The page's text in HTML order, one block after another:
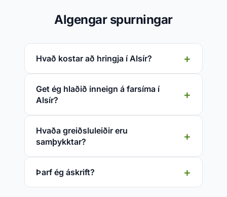
Algengar spurningar
Hvað kostar að hringja í Alsír?
Get ég hlaðið inneign á farsíma í
Alsír?
Hvaða greiðsluleiðir eru
samþykktar?
Þarf ég áskrift?